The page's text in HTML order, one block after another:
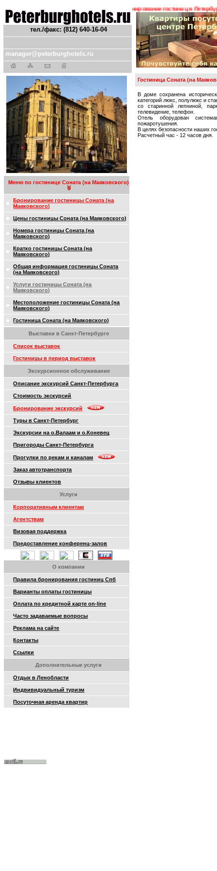
тел./факс: (812) 640-16-04
manager@peterburghotels.ru
! ! ! Гостиницы Санкт-Петербурга. Бронирование гостиниц в
Меню по гостинице Соната (на Маяковского)
Бронирование гостиницы Соната (на
Маяковского)
Цены гостиницы Соната (на Маяковского)
Номера гостиницы Соната (на
Маяковского)
Кратко гостиницы Соната (на
Маяковского)
Общая информация гостиницы Соната
(на Маяковского)
Услуги гостиницы Соната (на
Маяковского)
Местоположение гостиницы Соната (на
Маяковского)
Гостиница Соната (на Маяковского)
Выставки в Санкт-Петербурге
Список выставок
Гостиницы в период выставок
Экскурсионное обслуживание
Описание экскурсий Санкт-Петербурга
Стоимость экскурсий
Бронирование экскурсий
Туры в Санкт-Петербург
Экскурсии на о.Валаам и о.Коневец
Пригороды Санкт-Петербурга
Прогулки по рекам и каналам
Заказ автотранспорта
Отзывы клиентов
Услуги
Корпоративным клиентам
Агентствам
Визовая поддержка
Предоставление конференц-залов
О компании
Правила бронирования гостиниц Спб
Варианты оплаты гостиницы
Оплата по кредитной карте on-line
Часто задаваемые вопросы
Реклама на сайте
Контакты
Ссылки
Дополнительные услуги
Отдых в Ленобласти
Индвивидуальный туризм
Посуточная аренда квартир
Гостиница Соната (на
В доме сохранена
категорий люкс, полулюкс и
со старинной лепниной,
телевидение, телефон.
Отель оборудован
пожаротушения.
В целях безопасности наших
Расчетный час - 12 часов дня.